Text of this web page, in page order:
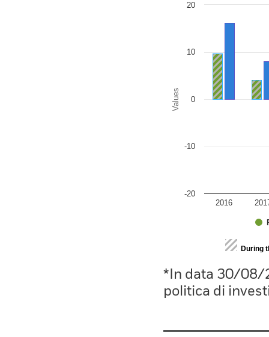
Bar chart with 2 data
Values
2016
-20
-10
0
10
20
End of interactive chart.
During
*In data 30/08/
politica di